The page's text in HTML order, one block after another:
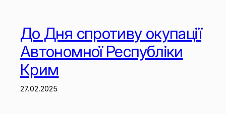
До Дня спротиву окупації
Автономної Республіки
Крим
27.02.2025